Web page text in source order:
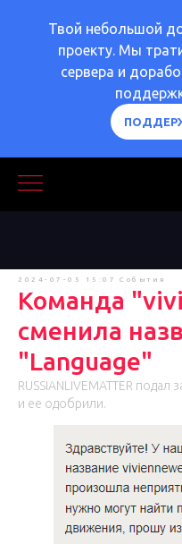
Твой небольшой
проекту. Мы
сервера и
2024-07-05 15:07 События
Команда
сменила
"Language"
RUSSIANLIVEMATTER
и ее одобрили.